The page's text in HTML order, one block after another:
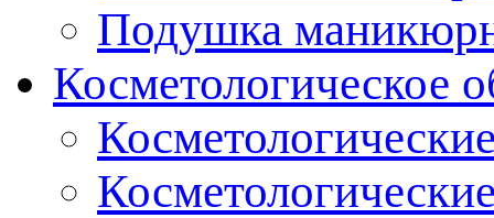
Подушка
Косметологическое